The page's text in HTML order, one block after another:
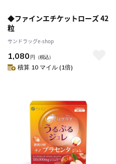
◆ファインエチケットローズ 42
粒
サンドラッグe-shop
1,080 円 （税込）
積算 10 マイル (1倍)